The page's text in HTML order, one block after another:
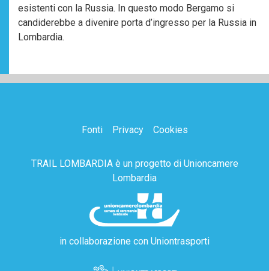
esistenti con la Russia. In questo modo Bergamo si
candiderebbe a divenire porta d’ingresso per la Russia in
Lombardia.
Fonti Privacy Cookies
TRAIL LOMBARDIA è un progetto di Unioncamere
Lombardia
in collaborazione con Uniontrasporti